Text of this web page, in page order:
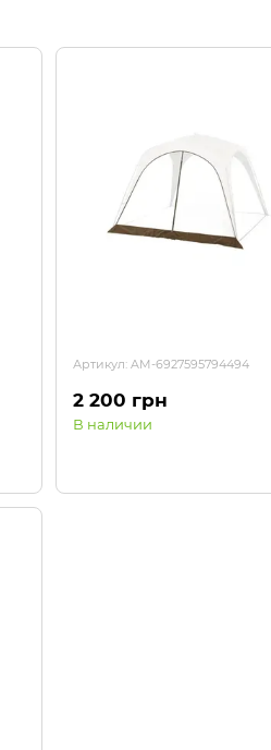
Артикул: AM-6927595794494
2 200 грн
В наличии